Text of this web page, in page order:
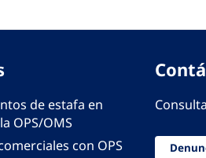
de estafa en
OPS/OMS
con OPS